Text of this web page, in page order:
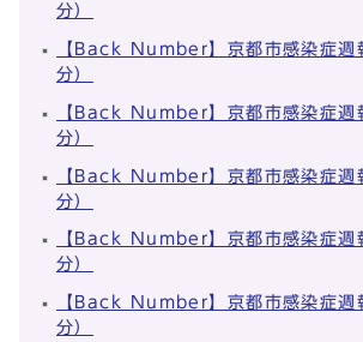
分）
【Back Number】京都市感染症週
分）
【Back Number】京都市感染症週
分）
【Back Number】京都市感染症週
分）
【Back Number】京都市感染症週
分）
【Back Number】京都市感染症週
分）